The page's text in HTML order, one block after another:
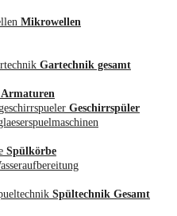
Mikrowellen
Gartechnik gesamt
Armaturen
Geschirrspüler
Spülkörbe
Spültechnik Gesamt